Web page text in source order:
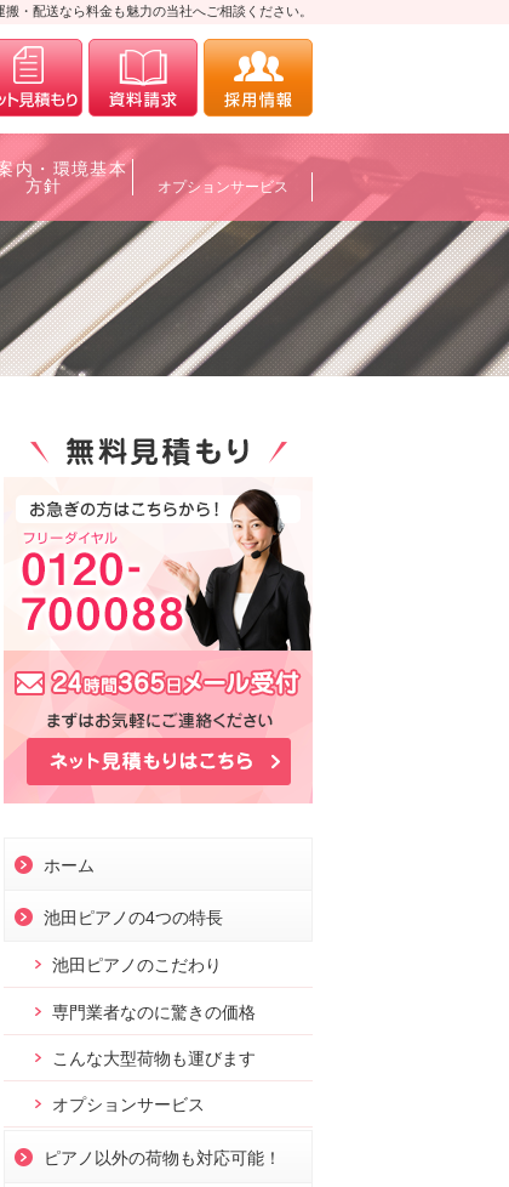
・配送なら料金も魅力の当社へご相談ください。
お問合せ
ホーム
池田ピアノの4つの特長
池田ピアノのこだわり
専門業者なのに驚きの価格
こんな大型荷物も運びます
オプションサービス
ピアノ以外の荷物も対応可能！
0120-700088メールにてお問合せ
内・環境基本
方針
オプションサービス